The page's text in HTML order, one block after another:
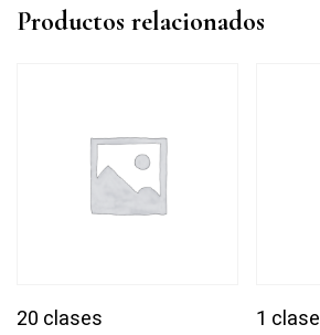
Productos relacionados
20 clases 1 clase